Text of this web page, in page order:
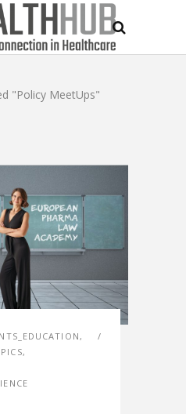
"Policy MeetUps"
,
,